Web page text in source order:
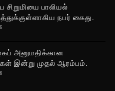
சிறுமியை பாலியல்
நபர் கைது.
அனுமதிக்கான
இன்று முதல் ஆரம்பம்.